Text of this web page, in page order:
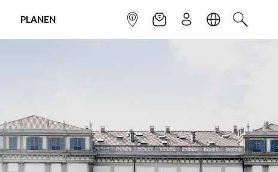
PLANEN INFOPUNKTNEWSLETTER
ANMELDENSPRACHESUCHEN